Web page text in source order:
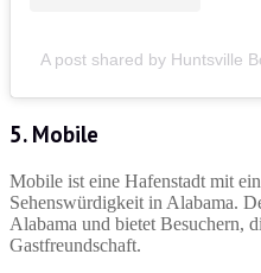
A post shared by Huntsville
5. Mobile
Mobile ist eine Hafenstadt mit
Sehenswürdigkeit in Alabama.
Alabama und bietet Besuchern,
Gastfreundschaft.